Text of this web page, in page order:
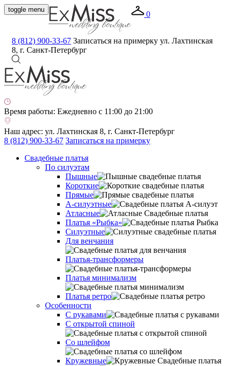
toggle menu
0
8 (812) 900-33-67 Записаться на примерку ул. Лахтинская
8, г. Санкт-Петербург
Время работы: Ежедневно с 11:00 до 21:00
Наш адрес: ул. Лахтинская 8, г. Санкт-Петербург
8 (812) 900-33-67 Записаться на примерку
Свадебные платья
По силуэтам
Пышные
Короткие
Прямые
А-силуэтные
Атласные
Платья «Рыбка»
Силуэтные
Для венчания
Платья-трансформеры
Платья минимализм
Платья ретро
Оcобенности
С рукавами
С открытой спиной
Со шлейфом
Кружевные